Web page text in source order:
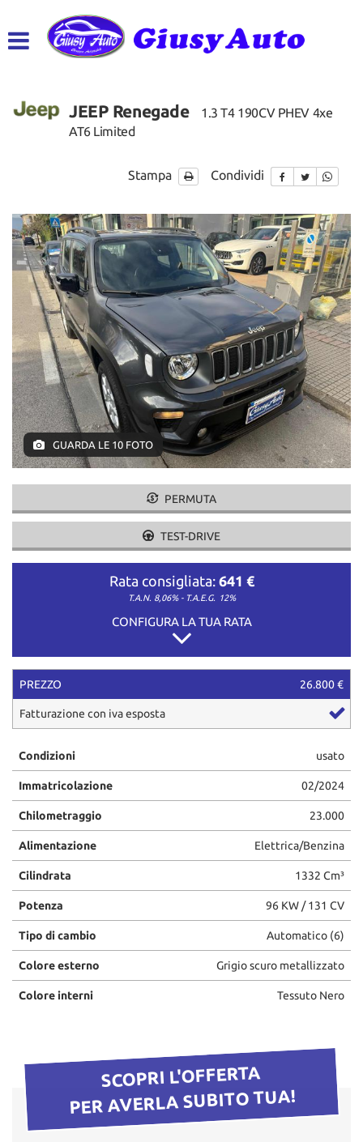
ACQUISTIAMO USATO
CONTATTI
JEEP Renegade
1.3 T4 190CV PHEV 4xe
AT6 Limited
Stampa Condividi
GUARDA LE 10 FOTO
PERMUTA
TEST-DRIVE
Rata consigliata: 641 €
T.A.N. 8,06% - T.A.E.G. 12%
CONFIGURA LA TUA RATA
PREZZO 26.800 €
Fatturazione con iva esposta
Condizioni usato
Immatricolazione 02/2024
Chilometraggio 23.000
Alimentazione Elettrica/Benzina
Cilindrata 1332 Cm³
Potenza 96 KW / 131 CV
Tipo di cambio Automatico (6)
Colore esterno Grigio scuro metallizzato
Colore interni Tessuto Nero
SCOPRI L'OFFERTA
PER AVERLA SUBITO TUA!